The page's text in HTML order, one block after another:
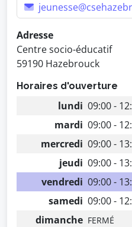
Adresse
Centre socio-éducatif
59190 Hazebrouck
Horaires d'ouverture
lundi 09:00 -
mardi 09:00 -
mercredi 09:00 -
jeudi 09:00 -
vendredi 09:00 -
samedi 09:00 -
dimanche FERMÉ